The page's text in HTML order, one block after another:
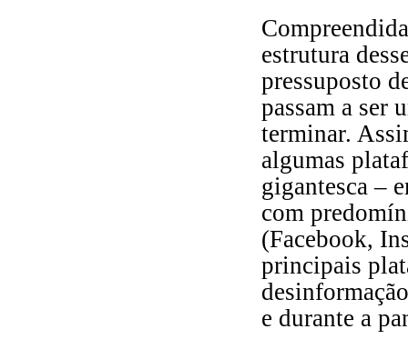
estrutura
pressuposto
passam a ser
terminar.
algumas
gigantesca –
com
(Facebook,
principais
e durante a